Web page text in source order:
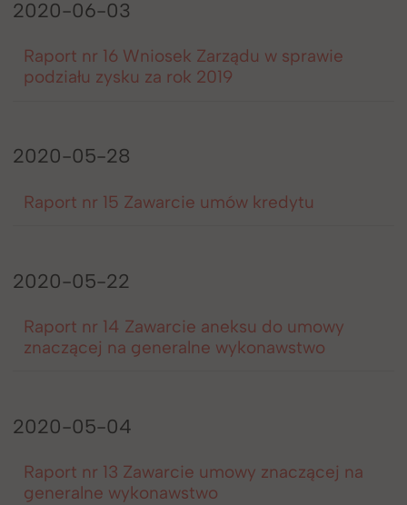
2020-06-03
Raport nr 16 Wniosek Zarządu w sprawie
podziału zysku za rok 2019
2020-05-28
Raport nr 15 Zawarcie umów kredytu
2020-05-22
Raport nr 14 Zawarcie aneksu do umowy
znaczącej na generalne wykonawstwo
2020-05-04
Raport nr 13 Zawarcie umowy znaczącej na
generalne wykonawstwo